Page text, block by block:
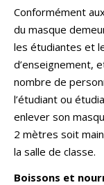
Conformément
du masque
les étudiantes et
d’enseignement,
nombre de
l’étudiant ou
enlever son
2 mètres soit
la salle de classe.
Boissons et